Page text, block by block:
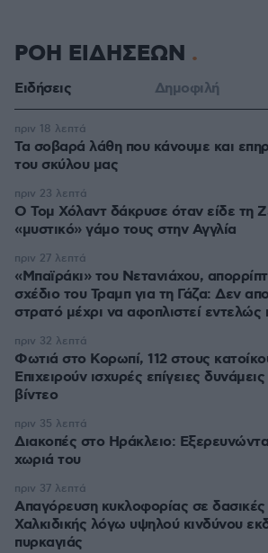
ΡΟΗ ΕΙΔΗΣΕΩΝ
Ειδήσεις Δημοφιλή
Τα σοβαρά λάθη που κάνουμε και
του σκύλου μας
πριν 18 λεπτά
Ο Τομ Χόλαντ δάκρυσε όταν είδε τη
«μυστικό» γάμο τους στην Αγγλία
πριν 23 λεπτά
«Μπαϊράκι» του Νετανιάχου,
σχέδιο του Τραμπ για τη Γάζα: Δεν
στρατό μέχρι να αφοπλιστεί
πριν 27 λεπτά
Φωτιά στο Κορωπί, 112 στους
Επιχειρούν ισχυρές επίγειες
βίντεο
πριν 32 λεπτά
Διακοπές στο Ηράκλειο:
χωριά του
πριν 35 λεπτά
Απαγόρευση κυκλοφορίας σε δασικές
Χαλκιδικής λόγω υψηλού κινδύνου
πυρκαγιάς
πριν 37 λεπτά